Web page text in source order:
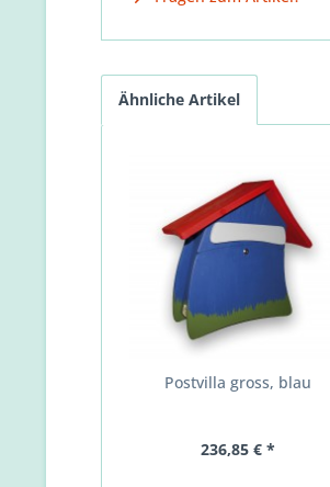
Ähnliche Artikel
Postvilla gross, blau
236,85 € *